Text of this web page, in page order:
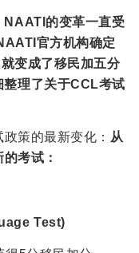
NAATI的变革一直受
官方机构确定
变成了移民加五分
整理了关于CCL考试
策的最新变化： 从
考试：
Test)